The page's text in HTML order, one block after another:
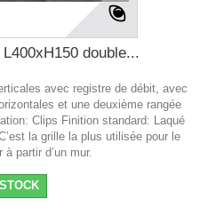
double...
avec registre de débit, avec
et une deuxième rangée
Clips Finition standard: Laqué
la grille la plus utilisée pour le
à partir d’un mur.